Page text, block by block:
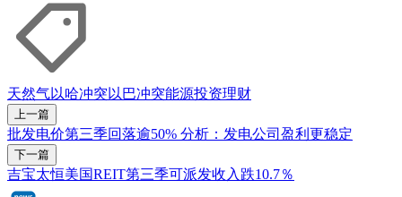
天然气以哈冲突 以巴冲突能源投资理财
上一篇
批发电价第三季回落逾50% 分析：发电公司盈利更稳定
下一篇
吉宝太恒美国REIT第三季可派发收入跌10.7％